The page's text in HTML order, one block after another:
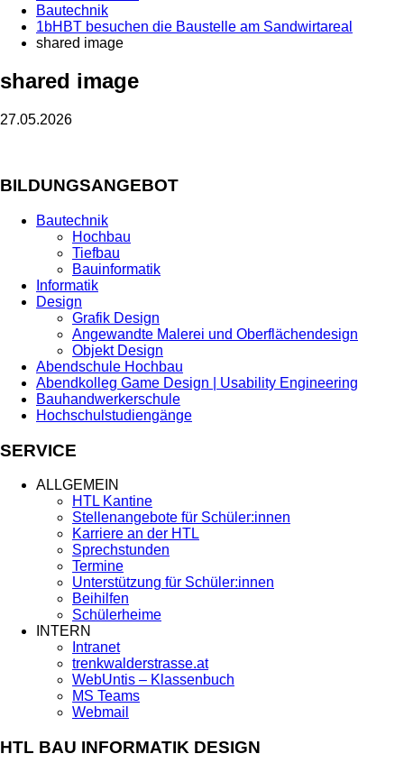
Bautechnik
1bHBT besuchen die Baustelle am Sandwirtareal
shared image
shared image
27.05.2026
BILDUNGSANGEBOT
Bautechnik
Hochbau
Tiefbau
Bauinformatik
Informatik
Design
Grafik Design
Angewandte Malerei und Oberflächendesign
Objekt Design
Abendschule Hochbau
Abendkolleg Game Design | Usability Engineering
Bauhandwerkerschule
Hochschulstudiengänge
SERVICE
ALLGEMEIN
HTL Kantine
Stellenangebote für Schüler:innen
Karriere an der HTL
Sprechstunden
Termine
Unterstützung für Schüler:innen
Beihilfen
Schülerheime
INTERN
Intranet
trenkwalderstrasse.at
WebUntis – Klassenbuch
MS Teams
Webmail
HTL BAU INFORMATIK DESIGN